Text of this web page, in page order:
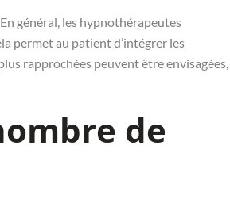
général, les hypnothérapeutes
permet au patient d’intégrer les
rapprochées peuvent être envisagées,
de